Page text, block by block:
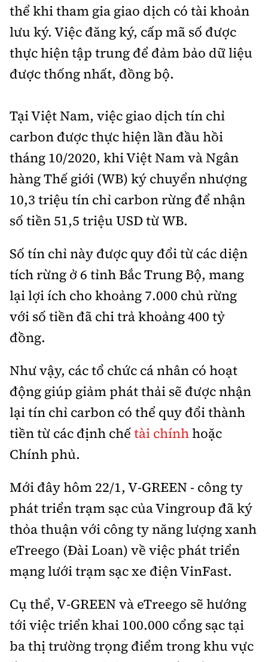
thể khi tham gia giao dịch có tài khoản
lưu ký. Việc đăng ký, cấp mã số được
thực hiện tập trung để đảm bảo dữ liệu
được thống nhất, đồng bộ.
Tại Việt Nam, việc giao dịch tín chỉ
carbon được thực hiện lần đầu hồi
tháng 10/2020, khi Việt Nam và Ngân
hàng Thế giới (WB) ký chuyển nhượng
10,3 triệu tín chỉ carbon rừng để nhận
số tiền 51,5 triệu USD từ WB.
Số tín chỉ này được quy đổi từ các diện
tích rừng ở 6 tỉnh Bắc Trung Bộ, mang
lại lợi ích cho khoảng 7.000 chủ rừng
với số tiền đã chi trả khoảng 400 tỷ
đồng.
Như vậy, các tổ chức cá nhân có hoạt
động giúp giảm phát thải sẽ được nhận
lại tín chỉ carbon có thể quy đổi thành
tiền từ các định chếtài chínhhoặc
Chính phủ.
Mới đây hôm 22/1, V-GREEN - công ty
phát triển trạm sạc của Vingroup đã ký
thỏa thuận với công ty năng lượng xanh
eTreego (Đài Loan) về việc phát triển
mạng lưới trạm sạc xe điện VinFast.
Cụ thể, V-GREEN và eTreego sẽ hướng
tới việc triển khai 100.000 cổng sạc tại
ba thị trường trọng điểm trong khu vực